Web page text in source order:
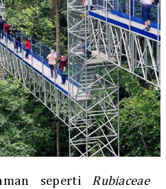
seperti Rubiaceae